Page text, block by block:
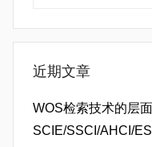
近期文章
WOS检索技术的层
SCIE/SSCI/AHCI/